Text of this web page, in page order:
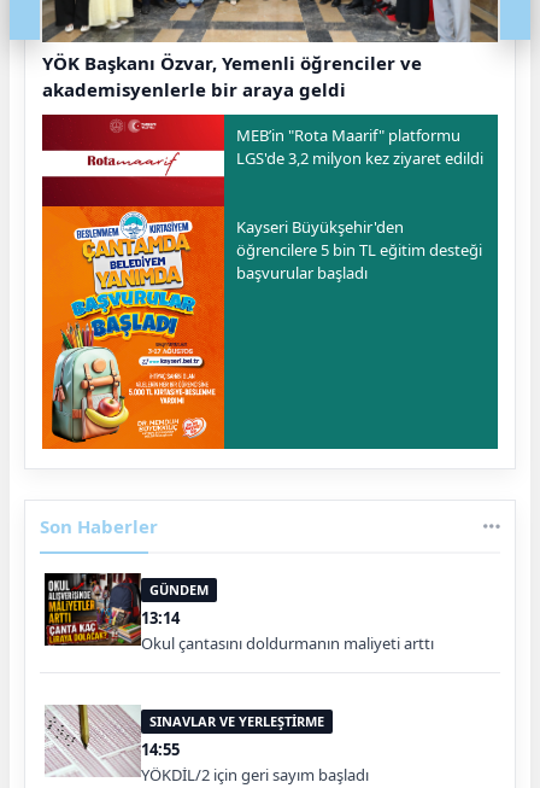
YÖK Başkanı Özvar, Yemenli öğrenciler ve
akademisyenlerle bir araya geldi
MEB’in "Rota Maarif" platformu
LGS'de 3,2 milyon kez ziyaret edildi
Kayseri Büyükşehir'den
öğrencilere 5 bin TL eğitim desteği
başvurular başladı
Son Haberler
GÜNDEM
13:14
Okul çantasını doldurmanın maliyeti arttı
SINAVLAR VE YERLEŞTİRME
14:55
YÖKDİL/2 için geri sayım başladı